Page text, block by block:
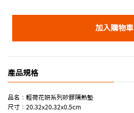
加入購物車
產品規格
品名：輕荷花妍系列矽膠隔熱墊
尺寸：20.32x20.32x0.5cm